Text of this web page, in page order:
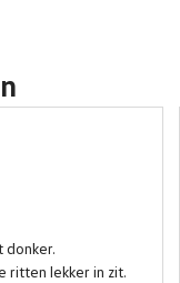
donker.
ritten lekker in zit.